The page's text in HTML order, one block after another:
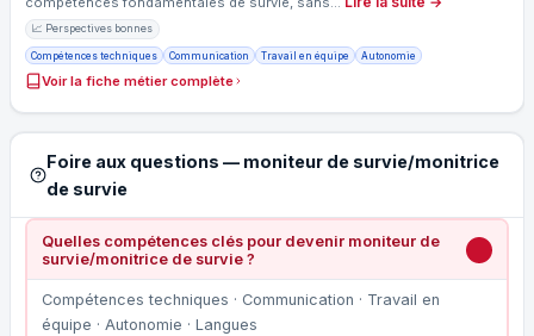
📈 Perspectives bonnes
Compétences techniques Communication Travail en équipe Autonomie
Voir la fiche métier complète
Foire aux questions — moniteur de survie/monitrice
de survie
Quelles compétences clés pour devenir moniteur de
survie/monitrice de survie ?
Compétences techniques · Communication · Travail en
équipe · Autonomie · Langues